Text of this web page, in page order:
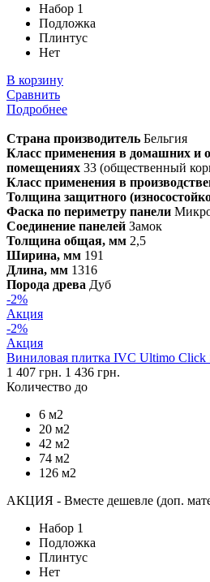
Набор 1
Подложка
Плинтус
Нет
В корзину
Сравнить
Подробнее
Страна производитель Бельгия
Класс применения в домашних и
помещениях 33 (общественный
Класс применения в
Толщина защитного
Фаска по периметру панели
Соединение панелей Замок
Толщина общая, мм 2,5
Ширина, мм 191
Длина, мм 1316
Порода древа Дуб
-2%
Акция
-2%
Акция
Виниловая плитка IVC Ultimo Click
1 407 грн. 1 436 грн.
Количество до
6 м2
20 м2
42 м2
74 м2
126 м2
АКЦИЯ - Вместе дешевле (доп.
Набор 1
Подложка
Плинтус
Нет